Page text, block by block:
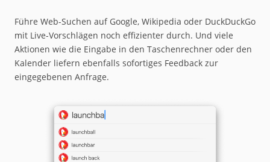
Führe Web-Suchen auf Google, Wikipedia oder DuckDuckGo
mit Live-Vorschlägen noch effizienter durch. Und viele
Aktionen wie die Eingabe in den Taschenrechner oder den
Kalender liefern ebenfalls sofortiges Feedback zur
eingegebenen Anfrage.